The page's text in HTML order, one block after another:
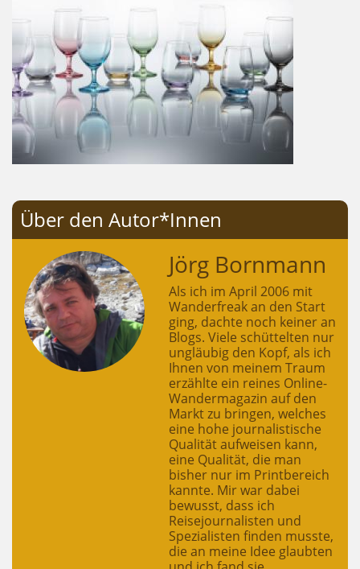
Über den Autor*Innen
Jörg Bornmann
Als ich im April 2006 mit
Wanderfreak an den Start
ging, dachte noch keiner an
Blogs. Viele schüttelten nur
ungläubig den Kopf, als ich
Ihnen von meinem Traum
erzählte ein reines Online-
Wandermagazin auf den
Markt zu bringen, welches
eine hohe journalistische
Qualität aufweisen kann,
eine Qualität, die man
bisher nur im Printbereich
kannte. Mir war dabei
bewusst, dass ich
Reisejournalisten und
Spezialisten finden musste,
die an meine Idee glaubten